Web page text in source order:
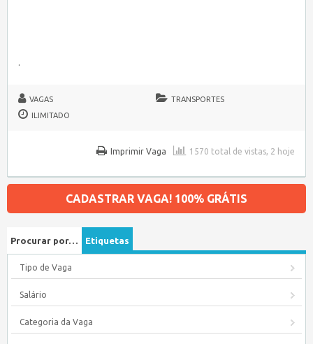
.
VAGAS
TRANSPORTES
ILIMITADO
1570 total de vistas, 2 hoje
Imprimir Vaga
CADASTRAR VAGA! 100% GRÁTIS
Procurar por… Etiquetas
Tipo de Vaga
Salário
Categoria da Vaga